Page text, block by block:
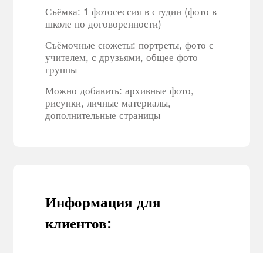
Съёмка: 1 фотосессия в студии (фото в
школе по договоренности)
Съёмочные сюжеты: портреты, фото с
учителем, с друзьями, общее фото
группы
Можно добавить: архивные фото,
рисунки, личные материалы,
дополнительные страницы
Информация для
клиентов: